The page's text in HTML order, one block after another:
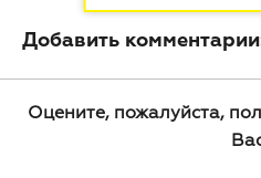
Добавить
Оцените, пожалуйста,